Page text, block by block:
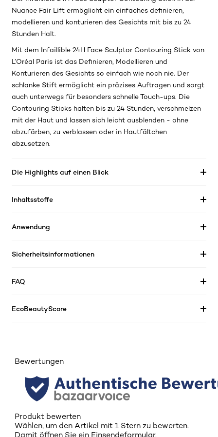
Nuance Fair Lift ermöglicht ein einfaches definieren,
modellieren und konturieren des Gesichts mit bis zu 24
Stunden Halt.
Mit dem Infaillible 24H Face Sculptor Contouring Stick von
L’Oréal Paris ist das Definieren, Modellieren und
Konturieren des Gesichts so einfach wie noch nie. Der
schlanke Stift ermöglicht ein präzises Auftragen und sorgt
auch unterwegs für besonders schnelle Touch-ups. Die
Contouring Sticks halten bis zu 24 Stunden, verschmelzen
mit der Haut und lassen sich leicht ausblenden - ohne
abzufärben, zu verblassen oder in Hautfältchen
abzusetzen.
Die Highlights auf einen Blick
Inhaltsstoffe
Anwendung
Sicherheitsinformationen
FAQ
EcoBeautyScore
Bewertungen
Produkt bewerten
Wählen, um den Artikel mit 1 Stern zu bewerten.
Damit öffnen Sie ein Einsendeformular.